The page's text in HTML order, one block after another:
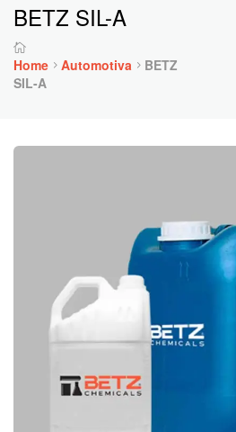
BETZ SIL-A
Home Automotiva
BETZ
SIL-A